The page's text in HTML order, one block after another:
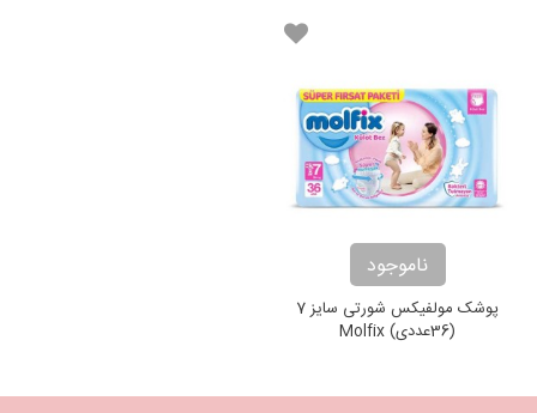
ناموجود
پوشک مولفیکس شورتی سایز 7
(36عددی) Molfix